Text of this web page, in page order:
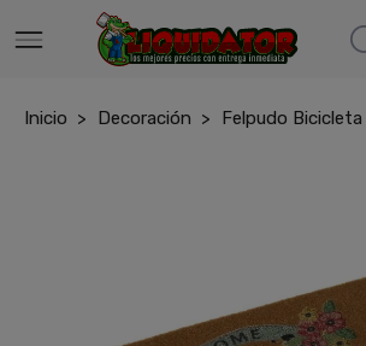
Inicio Decoración Felpudo